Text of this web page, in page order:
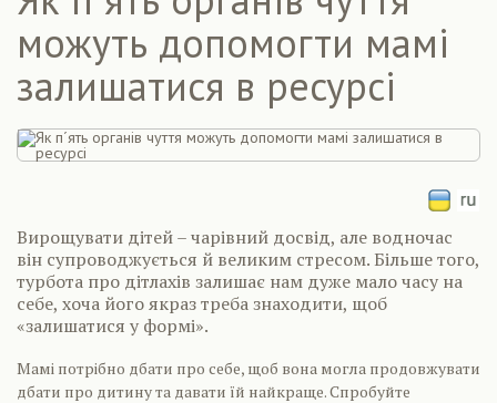
можуть допомогти мамі
залишатися в ресурсі
Вирощувати дітей – чарівний досвід, але водночас
він супроводжується й великим стресом. Більше того,
турбота про дітлахів залишає нам дуже мало часу на
себе, хоча його якраз треба знаходити, щоб
«залишатися у формі».
Мамі потрібно дбати про себе, щоб вона могла продовжувати
дбати про дитину та давати їй найкраще. Спробуйте